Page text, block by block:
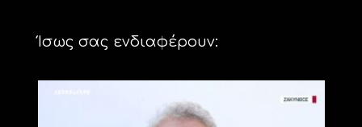
Ίσως σας ενδιαφέρουν: